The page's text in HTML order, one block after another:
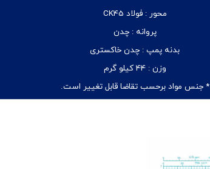
محور :فولاد CK45
پروانه :چدن
بدنه پمپ : چدن خاکستری
وزن :44 کیلو گرم
* جنس مواد برحسب تقاضا قابل تغییر است.